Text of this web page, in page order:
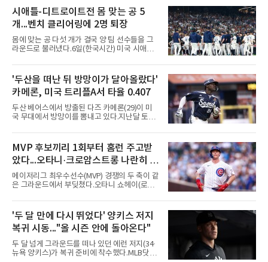
시애틀-디트로이트전 몸 맞는 공 5
개...벤치 클리어링에 2명 퇴장
몸에 맞는 공 다섯 개가 결국 양 팀 선수들을 그
라운드로 불러냈다.6일(한국시간) 미국 시애틀
로이트 타이거스의 경기에서 벤치 클리어링이
벌어졌다. 난투극으로 번지지는 않았으나 좌완
게이브 스파이어와 댄 윌슨 시애틀 감독이 퇴장
당했다.발단은 선발이었다. 시애틀 브라이언 우
가 디트로이트 타자를 세 차례 맞혔다. 다만 팔꿈
치 보호대에 맞거나 변화구에 발이 스치는 수준
이어서 치명적이지는 않았다.분위기는 그다음에
리를 맞혔다. 토레스와 시애틀 포수 칼 롤리가 말
을 주고받자 AJ 힌치 디
'두산을 떠난 뒤 방망이가 달아올랐다'
카메론, 미국 트리플A서 타율 0.407
두산 베어스에서 방출된 다즈 카메론(29)이 미
국 무대에서 방망이를 뽐내고 있다.지난달 토론
론은 루키리그 2경기를 거쳐 트리플A 버펄로 바
이슨스로 승격한 뒤 연일 뜨거운 타격감을 보이
고 있다.수치가 압도적이다. 트리플A 15경기에
서 타율 0.407(54타수 22안타), 2홈런, 10타점,
8도루를 기록 중이며 OPS는 1.151에 이른다.
15경기 중 14경기에서 안타를 만들었고 최근 7
경기 연속 안타도 이어갔다.6일(한국시간) 노퍽
을 놓았고, 버펄로는 이 회에만 5점을 뽑아 7-6
역전승을 거뒀다.한국에서의 성적도
MVP 후보끼리 1회부터 홈런 주고받
았다...오타니·크로암스트롱 나란히 홈
런 맞불
메이저리그 최우수선수(MVP) 경쟁의 두 축이 같
은 그라운드에서 부딪쳤다.오타니 쇼헤이(로스
컵스)은 6일(한국시간) 미국 시카고 리글리필드
에서 나란히 홈런 두 방씩을 주고받았다.첫 회부
터 불이 붙었다. 1회초 선두타자 오타니가 컵스
선발 이마나가 쇼타를 상대로 우월 솔로 홈런을
뽑자, 1회말 크로암스트롱이 다저스 선발 에릭
라워를 상대로 중월 솔로 홈런으로 응수했다. 최
근 50년간 리글리필드에서 1회 양 팀 선두타자
'두 달 만에 다시 뛰었다' 양키스 저지
복귀 시동..."올 시즌 안에 돌아온다"
두 달 넘게 그라운드를 떠나 있던 에런 저지(34·
뉴욕 양키스)가 복귀 준비에 착수했다.MLB닷컴